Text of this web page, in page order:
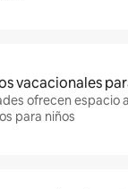
vacacionales
ofrecen espacio
para niños